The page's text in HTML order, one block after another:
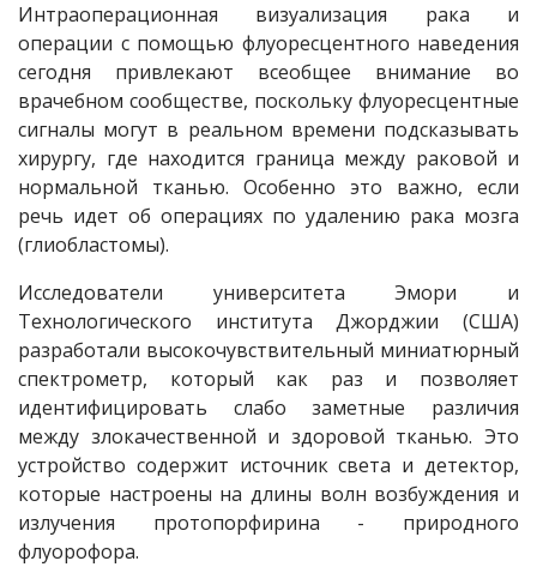
Интраоперационная визуализация рака и
операции с помощью флуоресцентного наведения
сегодня привлекают всеобщее внимание во
врачебном сообществе, поскольку флуоресцентные
сигналы могут в реальном времени подсказывать
хирургу, где находится граница между раковой и
нормальной тканью. Особенно это важно, если
речь идет об операциях по удалению рака мозга
(глиобластомы).
Исследователи университета Эмори и
Технологического института Джорджии (США)
разработали высокочувствительный миниатюрный
спектрометр, который как раз и позволяет
идентифицировать слабо заметные различия
между злокачественной и здоровой тканью. Это
устройство содержит источник света и детектор,
которые настроены на длины волн возбуждения и
излучения протопорфирина - природного
флуорофора.